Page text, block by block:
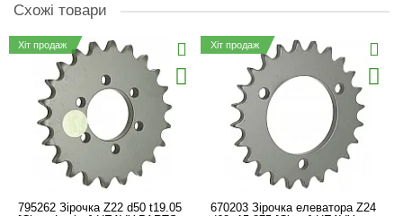
Схожі товари
Хіт продаж
795262 Зірочка Z22 d50 t19.05
Хіт продаж
670203 Зірочка елеватора Z24